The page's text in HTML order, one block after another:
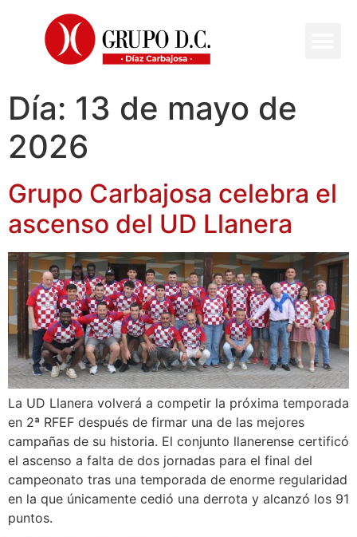
Día: 13 de mayo de
2026
Grupo Carbajosa celebra el
ascenso del UD Llanera
La UD Llanera volverá a competir la próxima temporada
en 2ª RFEF después de firmar una de las mejores
campañas de su historia. El conjunto llanerense certificó
el ascenso a falta de dos jornadas para el final del
campeonato tras una temporada de enorme regularidad
en la que únicamente cedió una derrota y alcanzó los 91
puntos.